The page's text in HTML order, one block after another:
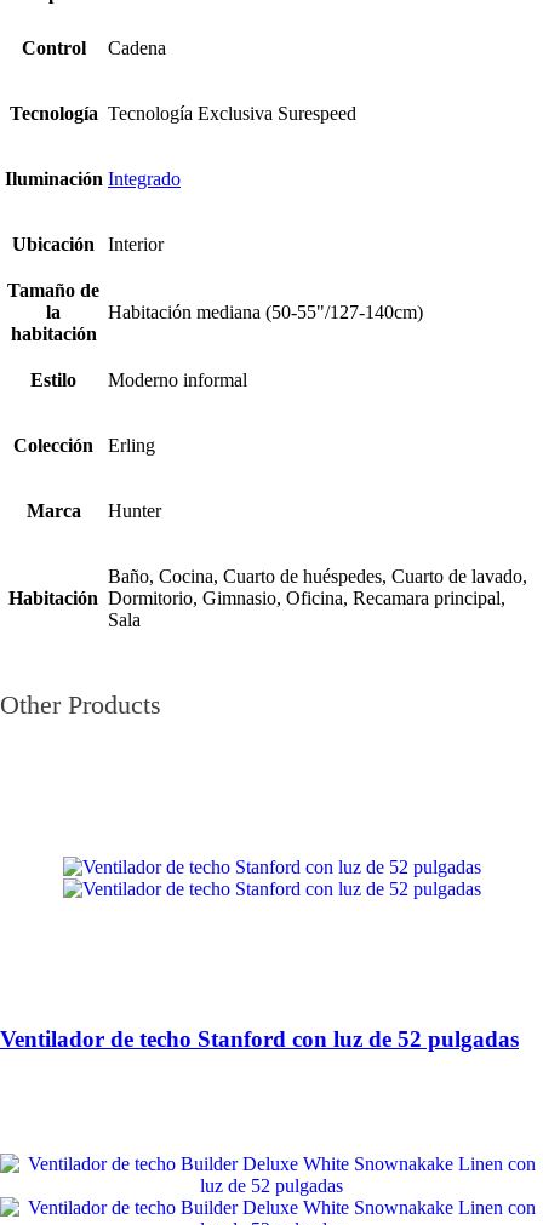
Control Cadena
Tecnología Tecnología Exclusiva Surespeed
Iluminación Integrado
Ubicación Interior
Tamaño de
la
habitación
Habitación mediana (50-55"/127-140cm)
Estilo Moderno informal
Colección Erling
Marca Hunter
Habitación
Baño, Cocina, Cuarto de huéspedes, Cuarto de lavado,
Dormitorio, Gimnasio, Oficina, Recamara principal,
Sala
Other Products
Ventilador de techo Stanford con luz de 52 pulgadas